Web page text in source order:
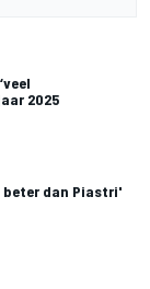
2025
beter dan Piastri'